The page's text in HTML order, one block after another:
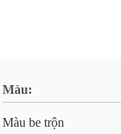
Màu:
Màu be trộn